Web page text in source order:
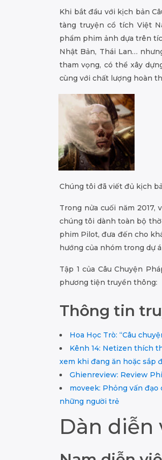
Khi bắt đầu với kịch bản
tàng truyện cổ tích Việt
phẩm phim ảnh dựa trên
Nhật Bản, Thái Lan…
tham vọng, có thể xây
cùng với chất lượng hoàn
Chúng tôi đã viết đủ kịch
Trong nửa cuối năm
chúng tôi dành toàn bộ
phim Pilot, đưa đến cho
hướng của nhóm trong dự
Tập 1 của Câu Chuyện
phương tiện truyền thông:
Thông tin
Hoa Học Trò: “Câu
Kênh 14: Netizen thích
xem khi đang ăn hoặc sắp
Ghienreview: Review
moveek: Phỏng vấn đạo
những người trẻ
Dàn diễn